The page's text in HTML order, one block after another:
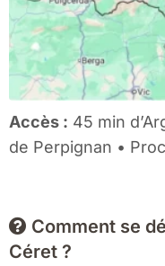
Accès : 45 min
de Perpignan •
Comment se
Céret ?